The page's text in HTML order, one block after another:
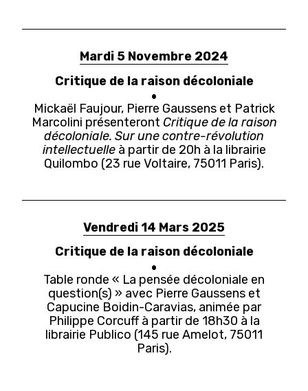
Mardi 5 Novembre 2024
Critique de la raison décoloniale
Mickaël Faujour, Pierre Gaussens et Patrick
Marcolini présenteront Critique de la raison
décoloniale. Sur une contre-révolution
intellectuelleà partir de 20h à la librairie
Quilombo (23 rue Voltaire, 75011 Paris).
Vendredi 14 Mars 2025
Critique de la raison décoloniale
Table ronde « La pensée décoloniale en
question(s) » avec Pierre Gaussens et
Capucine Boidin-Caravias, animée par
Philippe Corcuff à partir de 18h30 à la
librairie Publico (145 rue Amelot, 75011
Paris).